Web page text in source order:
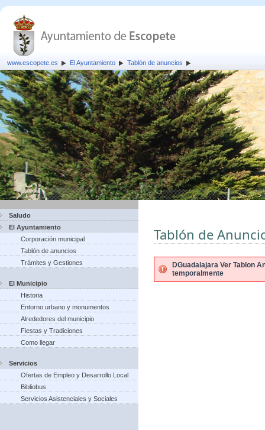
www.escopete.es El Ayuntamiento Tablón de anuncios
Saludo
El Ayuntamiento
Corporación municipal
Tablón de anuncios
Trámites y Gestiones
El Municipio
Historia
Entorno urbano y monumentos
Alrededores del municipio
Fiestas y Tradiciones
Como llegar
Servicios
Ofertas de Empleo y Desarrollo Local
Bibliobus
Servicios Asistenciales y Sociales
Tablón de
DGuadalajara Ver Tablon
temporalmente